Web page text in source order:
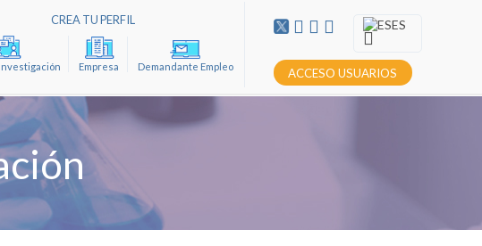
CREA TU PERFIL
Empresa Demandante Empleo
ES
ACCESO USUARIOS